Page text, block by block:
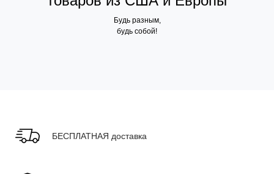
Будь разным,
будь собой!
БЕСПЛАТНАЯ доставка